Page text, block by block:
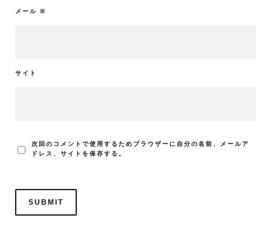
メール ※
サイト
次回のコメントで使用するためブラウザーに自分の名前、メールア
ドレス、サイトを保存する。